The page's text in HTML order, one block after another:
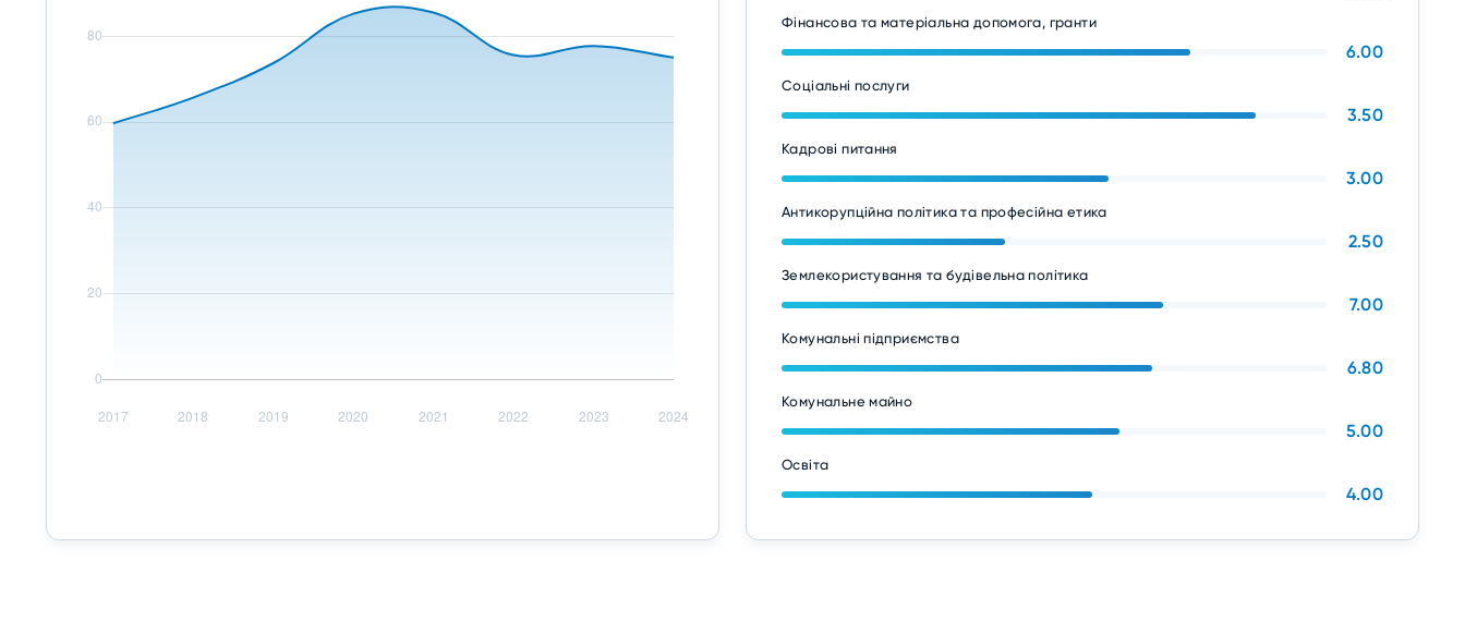
Фінансова та матеріальна допомога, гранти
6.00
Соціальні послуги
3.50
Кадрові питання
3.00
Антикорупційна політика та професійна етика
2.50
Землекористування та будівельна політика
7.00
Комунальні підприємства
6.80
Комунальне майно
5.00
Освіта
4.00